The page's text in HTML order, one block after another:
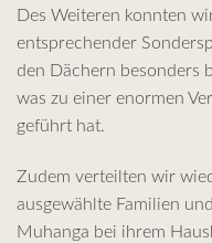
Des Weiteren konnten
entsprechender
den Dächern besonders
was zu einer enormen
geführt hat.
Zudem verteilten wir
ausgewählte Familien
Muhanga bei ihrem